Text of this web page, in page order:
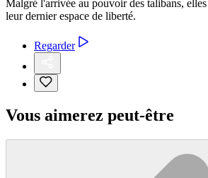
Malgré l'arrivée au pouvoir des talibans,
leur dernier espace de liberté.
Regarder
Vous aimerez peut-être